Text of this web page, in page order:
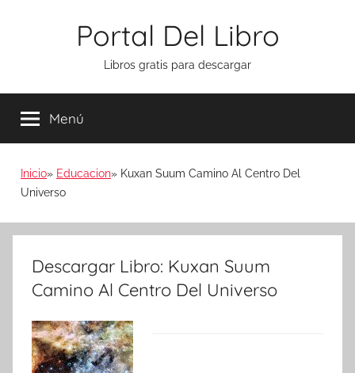
Portal Del Libro
Libros gratis para descargar
Menú
Inicio Educacion
Kuxan Suum Camino Al Centro Del
Universo
Descargar Libro: Kuxan Suum
Camino Al Centro Del Universo